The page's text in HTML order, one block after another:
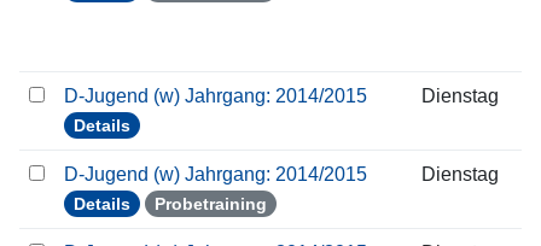
D-Jugend (w) Jahrgang: 2014/2015
Details
Dienstag
D-Jugend (w) Jahrgang: 2014/2015
Details Probetraining
Dienstag